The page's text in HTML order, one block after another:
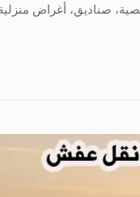
صناديق، أغراض